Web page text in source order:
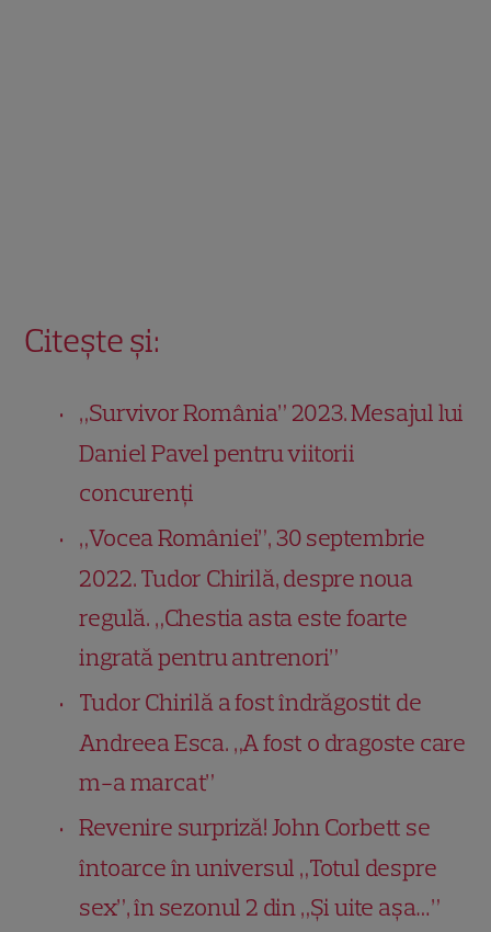
Citește și:
„Survivor România” 2023. Mesajul lui
Daniel Pavel pentru viitorii
concurenți
„Vocea României”, 30 septembrie
2022. Tudor Chirilă, despre noua
regulă. „Chestia asta este foarte
ingrată pentru antrenori”
Tudor Chirilă a fost îndrăgostit de
Andreea Esca. „A fost o dragoste care
m-a marcat”
Revenire surpriză! John Corbett se
întoarce în universul „Totul despre
sex”, în sezonul 2 din „Și uite așa…”